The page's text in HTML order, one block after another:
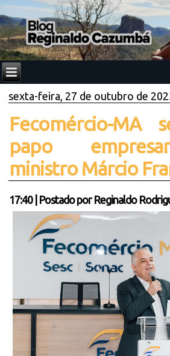
sexta-feira, 27 de outubro de
Fecomércio-MA
papo
ministro Márcio
17:40| Postado por Reginaldo